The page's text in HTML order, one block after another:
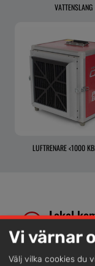
VATTENSLANG
LUFTRENARE <1000
Lokal
Genom att
Vi värnar
Välj vilka cookies du